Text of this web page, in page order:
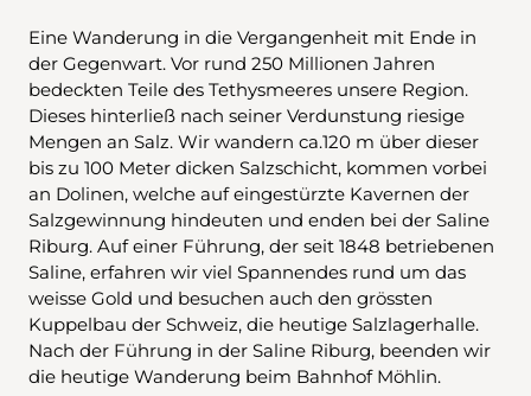
Eine Wanderung in die Vergangenheit mit Ende in
der Gegenwart. Vor rund 250 Millionen Jahren
bedeckten Teile des Tethysmeeres unsere Region.
Dieses hinterließ nach seiner Verdunstung riesige
Mengen an Salz. Wir wandern ca.120 m über dieser
bis zu 100 Meter dicken Salzschicht, kommen vorbei
an Dolinen, welche auf eingestürzte Kavernen der
Salzgewinnung hindeuten und enden bei der Saline
Riburg. Auf einer Führung, der seit 1848 betriebenen
Saline, erfahren wir viel Spannendes rund um das
weisse Gold und besuchen auch den grössten
Kuppelbau der Schweiz, die heutige Salzlagerhalle.
Nach der Führung in der Saline Riburg, beenden wir
die heutige Wanderung beim Bahnhof Möhlin.